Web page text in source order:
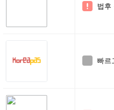
 법후
빠르